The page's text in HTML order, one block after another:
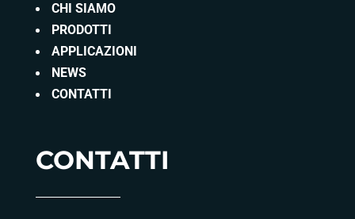
CHI SIAMO
PRODOTTI
APPLICAZIONI
NEWS
CONTATTI
CONTATTI